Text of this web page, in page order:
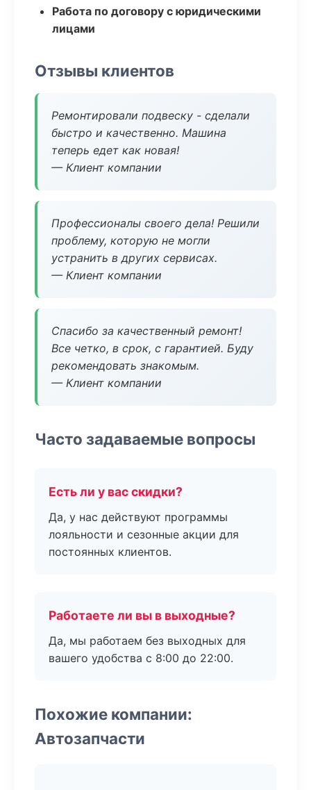
Работа по договору с юридическими
лицами
Отзывы клиентов
Ремонтировали подвеску - сделали
быстро и качественно. Машина
теперь едет как новая!
— Клиент компании
Профессионалы своего дела! Решили
проблему, которую не могли
устранить в других сервисах.
— Клиент компании
Спасибо за качественный ремонт!
Все четко, в срок, с гарантией. Буду
рекомендовать знакомым.
— Клиент компании
Часто задаваемые вопросы
Есть ли у вас скидки?
Да, у нас действуют программы
лояльности и сезонные акции для
постоянных клиентов.
Работаете ли вы в выходные?
Да, мы работаем без выходных для
вашего удобства с 8:00 до 22:00.
Похожие компании:
Автозапчасти